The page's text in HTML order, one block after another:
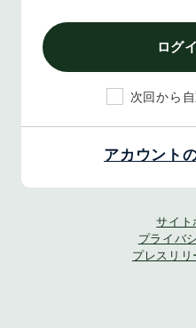
ログ
次回から
アカウント
サイト
プライバ
プレスリリ